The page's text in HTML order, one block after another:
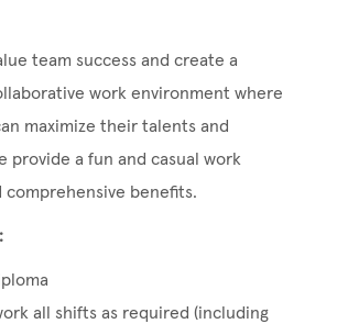
team success and create a
work environment where
maximize their talents and
provide a fun and casual work
benefits.
all shifts as required (including